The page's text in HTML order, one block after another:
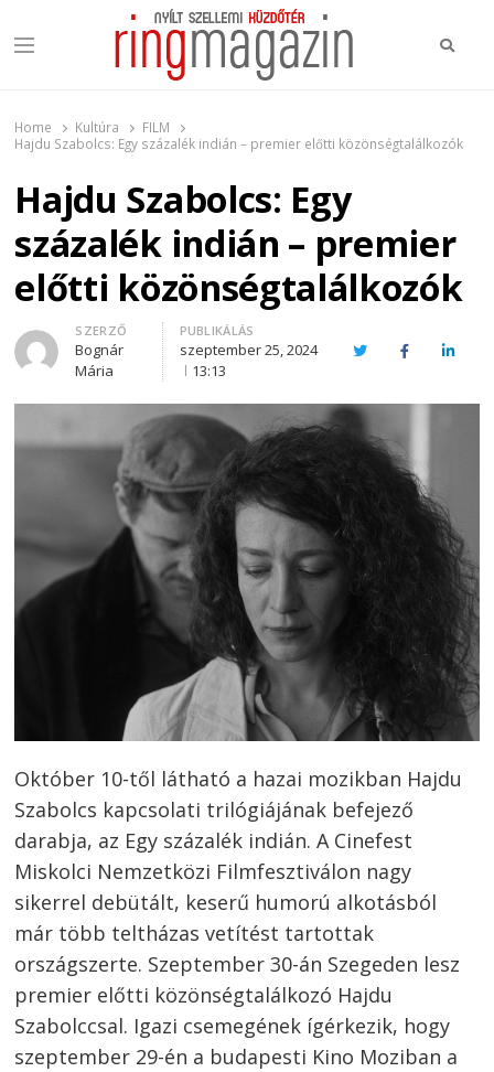
Menu
Home Kultúra
FILM
Hajdu Szabolcs: Egy százalék indián – premier előtti közönségtalálkozók
Hajdu Szabolcs: Egy
százalék indián – premier
előtti közönségtalálkozók
Author
SZERZŐ
Bognár
Mária
PUBLIKÁLÁS
szeptember 25, 2024
13:13
TwitterFacebook
Október 10-től látható a hazai mozikban Hajdu
Szabolcs kapcsolati trilógiájának befejező
darabja, az Egy százalék indián. A Cinefest
Miskolci Nemzetközi Filmfesztiválon nagy
sikerrel debütált, keserű humorú alkotásból
már több teltházas vetítést tartottak
országszerte. Szeptember 30-án Szegeden lesz
premier előtti közönségtalálkozó Hajdu
Szabolccsal. Igazi csemegének ígérkezik, hogy
szeptember 29-én a budapesti Kino Moziban a